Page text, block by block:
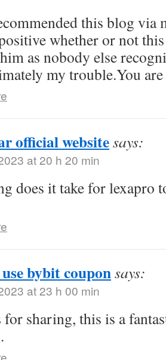
this blog via
whether or not
as nobody else
my trouble.You
official websitesays:
at 20 h 20 min
does it take for lexapro
bybit couponsays:
at 23 h 00 min
for sharing, this is a